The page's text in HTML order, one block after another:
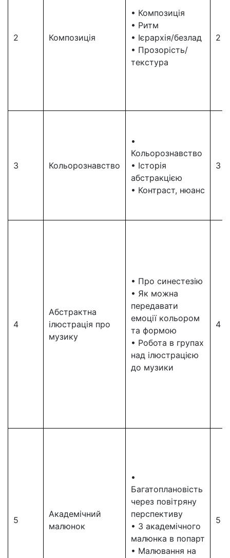
2 Композиція
• Композиція
• Ритм
• Ієрархія/безлад
• Прозорість/
текстура
2
3 Кольорознавство
•
Кольорознавство
• Історія
абстракцією
• Контраст, нюанс
3
4
Абстрактна
ілюстрація про
музику
• Про синестезію
• Як можна
передавати
емоції кольором
та формою
• Робота в групах
над ілюстрацією
до музики
4
5
Академічний
малюнок
•
Багатоплановість
через повітряну
перспективу
• З академічного
малюнка в попарт
• Малювання на
5